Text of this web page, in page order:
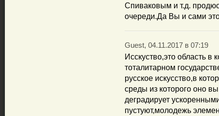
Спиваковым и т.д.
очереди.Да Вы и сами
Guest, 04.11.2017 в 07:19
Исскуство,это область в
тоталитарном
русское искусство,в
среды из которого оно
деградирует
пустуют,молодежь